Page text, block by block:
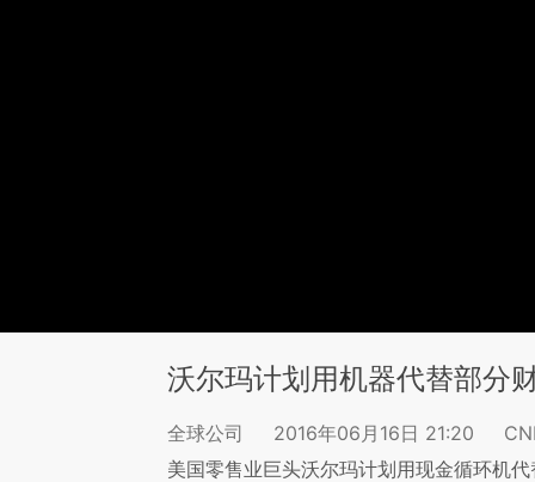
沃尔玛计划用机器代替部分
全球公司 2016年06月16日 21:20
美国零售业巨头沃尔玛计划用现金循环机